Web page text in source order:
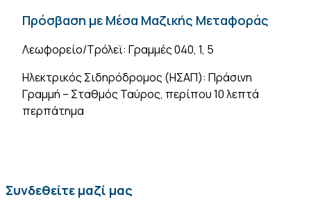
Πρόσβαση με Μέσα Μαζικής Μεταφοράς
Λεωφορείο/Τρόλεϊ: Γραμμές 040, 1, 5
Ηλεκτρικός Σιδηρόδρομος (ΗΣΑΠ): Πράσινη
Γραμμή – Σταθμός Ταύρος, περίπου 10 λεπτά
περπάτημα
Συνδεθείτε μαζί μας